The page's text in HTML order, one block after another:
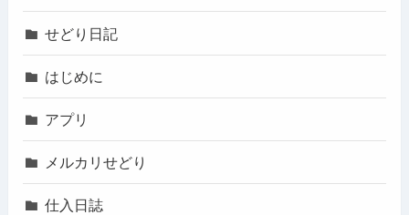
せどり日記
はじめに
アプリ
メルカリせどり
仕入日誌